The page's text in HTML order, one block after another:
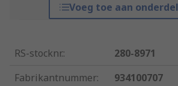
Voeg toe aan
RS-stocknr.:
280-8971
Fabrikantnummer: 934100707